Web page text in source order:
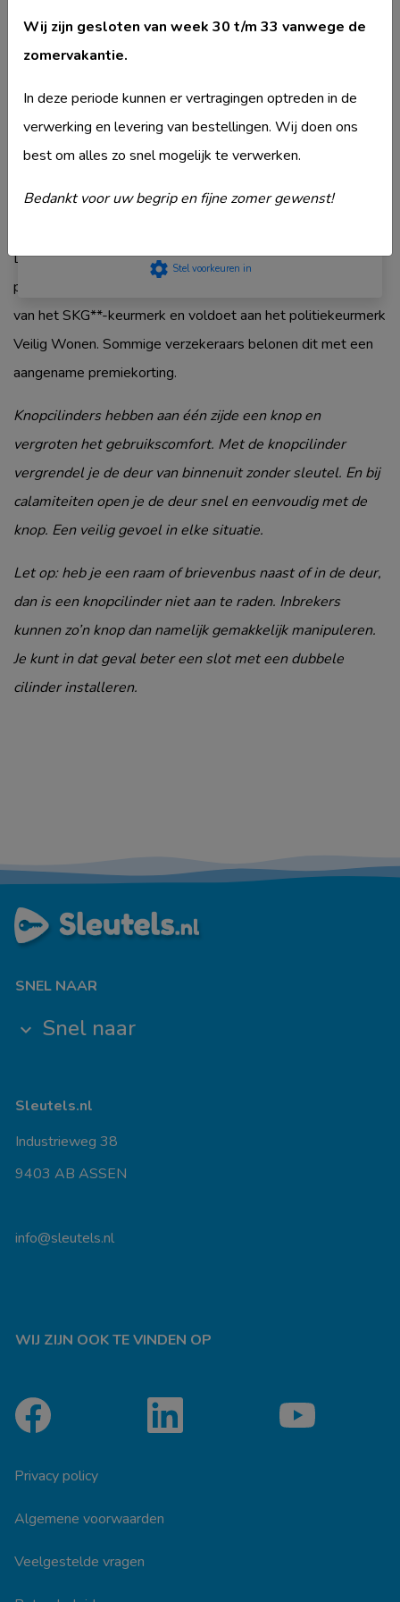
Productbeschrijving
De Anker Domestic-serie is speciaal ontwikkeld voor
particulieren en het MKB. Elk Domestic-cilinder is voorzien
van het SKG**-keurmerk en voldoet aan het politiekeurmerk
Veilig Wonen. Sommige verzekeraars belonen dit met een
aangename premiekorting.
Knopcilinders hebben aan één zijde een knop en
vergroten het gebruikscomfort. Met de knopcilinder
vergrendel je de deur van binnenuit zonder sleutel. En bij
calamiteiten open je de deur snel en eenvoudig met de
knop. Een veilig gevoel in elke situatie.
Let op: heb je een raam of brievenbus naast of in de deur,
dan is een knopcilinder niet aan te raden. Inbrekers
kunnen zo’n knop dan namelijk gemakkelijk manipuleren.
Je kunt in dat geval beter een slot met een dubbele
cilinder installeren.
Model
Domestic BPZ780
Type deurcilinder
Veiligheidsklasse
SKG2
Komt ook voor in
Ankerslot Knop cilinder
SNEL NAAR
keyboard_arrow_down Snel naar
Sleutels.nl
Industrieweg 38
9403 AB ASSEN
info@sleutels.nl
WIJ ZIJN OOK TE VINDEN OP
Privacy policy
Algemene voorwaarden
Veelgestelde vragen
Wij zijn gesloten van week 30 t/m 33 vanwege de
zomervakantie.
In deze periode kunnen er vertragingen optreden in de
verwerking en levering van bestellingen. Wij doen ons
best om alles zo snel mogelijk te verwerken.
Bedankt voor uw begrip en fijne zomer gewenst!
verwerkt wanneer je toestemming geeft.Google
privacyStement.
Niet geclassificeerd
settings Stel voorkeuren in